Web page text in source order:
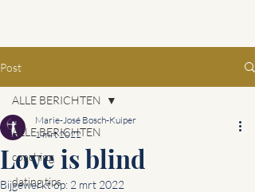
Post
ALLE BERICHTEN
coaching
dating tips
ALLE BERICHTEN
Love is blind
Marie-José Bosch-Kuiper
1 mrt 2022
Bijgewerkt op: 2 mrt 2022